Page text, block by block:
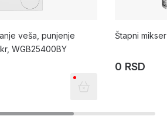
veša, punjenje
WGB25400BY
Štapni
0 RSD